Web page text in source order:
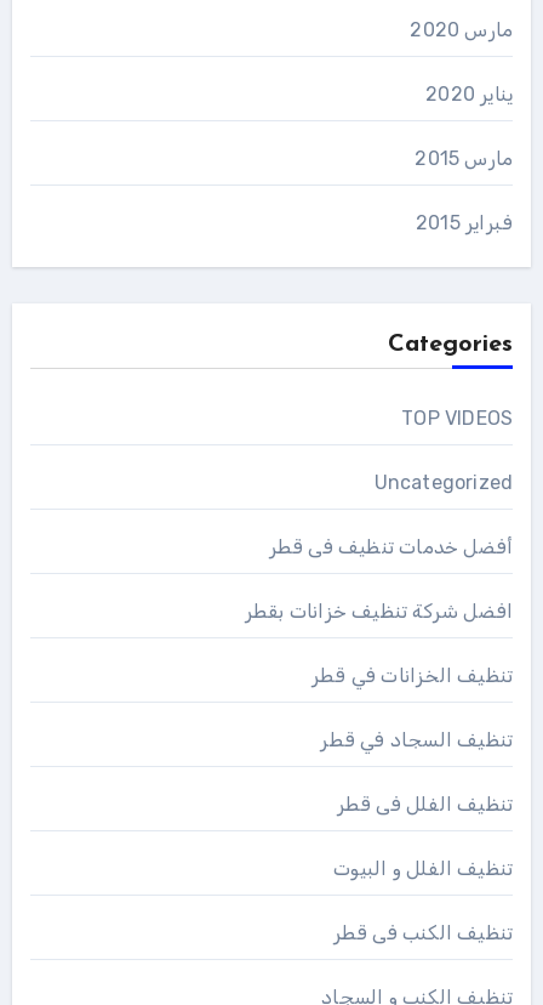
مارس 2020
يناير 2020
مارس 2015
فبراير 2015
Categories
TOP VIDEOS
Uncategorized
أفضل خدمات تنظيف فى قطر
افضل شركة تنظيف خزانات بقطر
تنظيف الخزانات في قطر
تنظيف السجاد في قطر
تنظيف الفلل فى قطر
تنظيف الفلل و البيوت
تنظيف الكنب فى قطر
تنظيف الكنب و السجاد